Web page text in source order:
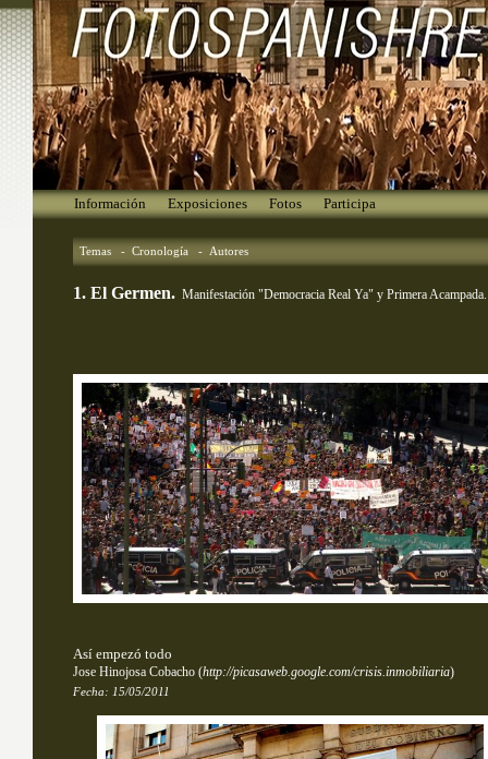
Información Exposiciones Fotos Participa
Temas - Cronología - Autores
1. El Germen. Manifestación "Democracia Real Ya" y Primera Acampada.
Así empezó todo
Jose Hinojosa Cobacho (http://picasaweb.google.com/crisis.inmobiliaria)
Fecha: 15/05/2011